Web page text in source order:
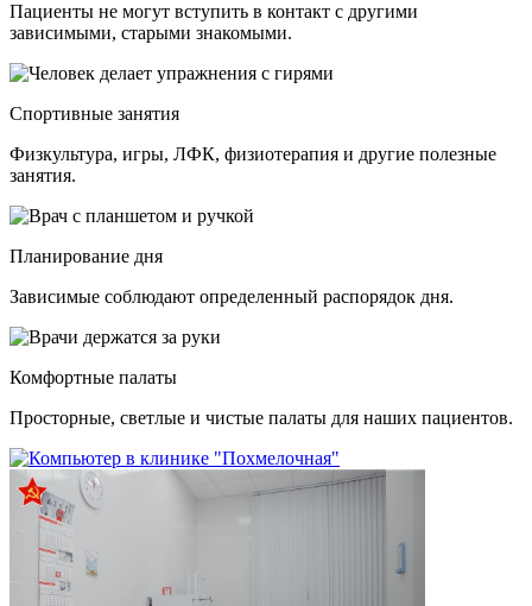
Пациенты не могут вступить в контакт с другими
зависимыми, старыми знакомыми.
Спортивные занятия
Физкультура, игры, ЛФК, физиотерапия и другие полезные
занятия.
Планирование дня
Зависимые соблюдают определенный распорядок дня.
Комфортные палаты
Просторные, светлые и чистые палаты для наших пациентов.